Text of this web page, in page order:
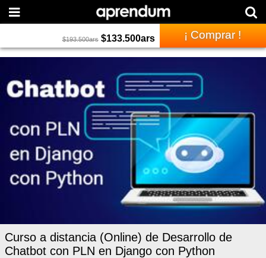
$193.500ars $133.500ars ¡ Comprar !
Curso a distancia (Online) de Desarrollo de
Chatbot con PLN en Django con Python